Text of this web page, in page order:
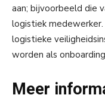
aan; bijvoorbeeld die
logistiek
logistieke
worden als
Meer